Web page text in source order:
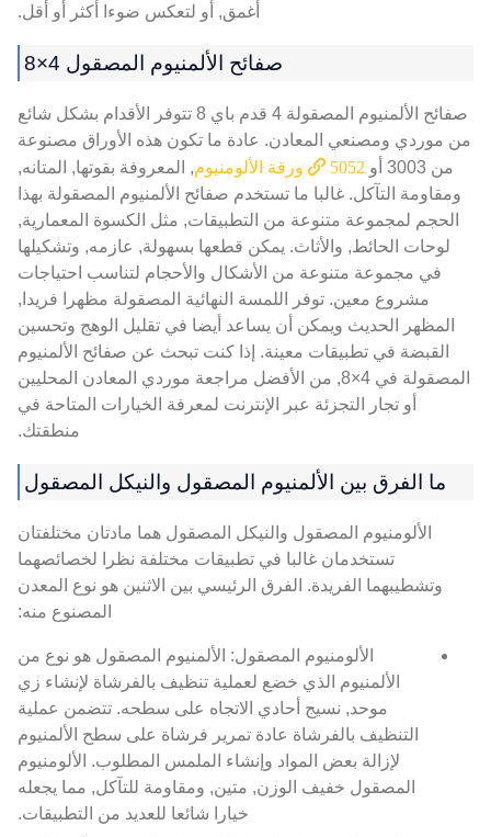
أغمق, أو لتعكس ضوءا أكثر أو أقل.
صفائح الألمنيوم المصقول 4×8
صفائح الألمنيوم المصقولة 4 قدم باي 8 تتوفر الأقدام بشكل شائع
من موردي ومصنعي المعادن. عادة ما تكون هذه الأوراق مصنوعة
من 3003 أو
5052 ورقة الألومنيوم
, المعروفة بقوتها, المتانه,
ومقاومة التآكل. غالبا ما تستخدم صفائح الألمنيوم المصقولة بهذا
الحجم لمجموعة متنوعة من التطبيقات, مثل الكسوة المعمارية,
لوحات الحائط, والأثاث. يمكن قطعها بسهولة, عازمه, وتشكيلها
في مجموعة متنوعة من الأشكال والأحجام لتناسب احتياجات
مشروع معين. توفر اللمسة النهائية المصقولة مظهرا فريدا,
المظهر الحديث ويمكن أن يساعد أيضا في تقليل الوهج وتحسين
القبضة في تطبيقات معينة. إذا كنت تبحث عن صفائح الألمنيوم
المصقولة في 4×8, من الأفضل مراجعة موردي المعادن المحليين
أو تجار التجزئة عبر الإنترنت لمعرفة الخيارات المتاحة في
منطقتك.
ما الفرق بين الألمنيوم المصقول والنيكل المصقول
الألومنيوم المصقول والنيكل المصقول هما مادتان مختلفتان
تستخدمان غالبا في تطبيقات مختلفة نظرا لخصائصهما
وتشطيبهما الفريدة. الفرق الرئيسي بين الاثنين هو نوع المعدن
المصنوع منه:
الألومنيوم المصقول: الألمنيوم المصقول هو نوع من
الألمنيوم الذي خضع لعملية تنظيف بالفرشاة لإنشاء زي
موحد, نسيج أحادي الاتجاه على سطحه. تتضمن عملية
التنظيف بالفرشاة عادة تمرير فرشاة على سطح الألمنيوم
لإزالة بعض المواد وإنشاء الملمس المطلوب. الألومنيوم
المصقول خفيف الوزن, متين, ومقاومة للتآكل, مما يجعله
خيارا شائعا للعديد من التطبيقات.